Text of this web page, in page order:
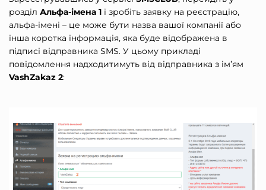
розділ Альфа-імена 1 і зробіть заявку на реєстрацію,
альфа-імені – це може бути назва вашої компанії або
інша коротка інформація, яка буде відображена в
підписі відправника SMS. У цьому прикладі
повідомлення надходитимуть від відправника з ім’ям
VashZakaz 2: